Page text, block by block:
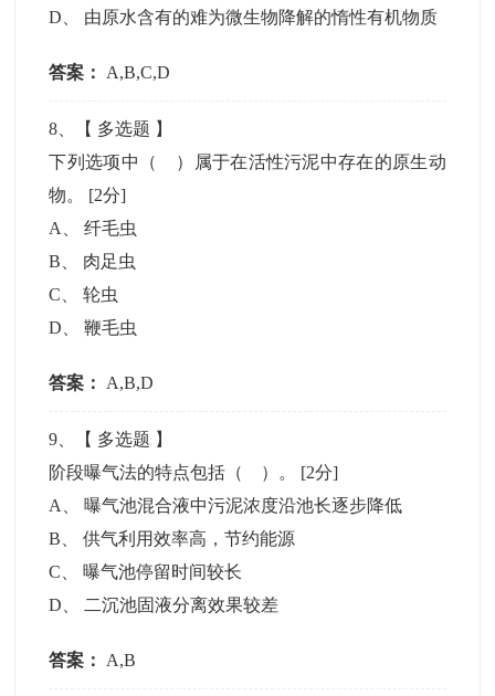
D
由原水含有的难为微生物降解的惰性有机物质
答案： A,B,C,D
8 、【 多选题 】
下列选项中（ ）属于在活性污泥中存在的原生动
物。 [2分]
A
、纤毛虫
B
肉足虫
C 、轮虫
D 、鞭毛虫
答案： A,B,D
9 、【 多选题 】
阶段曝气法的特点包括（ ）。 [2分]
A
、曝气池混合液中污泥浓度沿池长逐步降低
B 、供气利用效率高，节约能源
C 、曝气池停留时间较长
D
二沉池固液分离效果较差
答案： A,B